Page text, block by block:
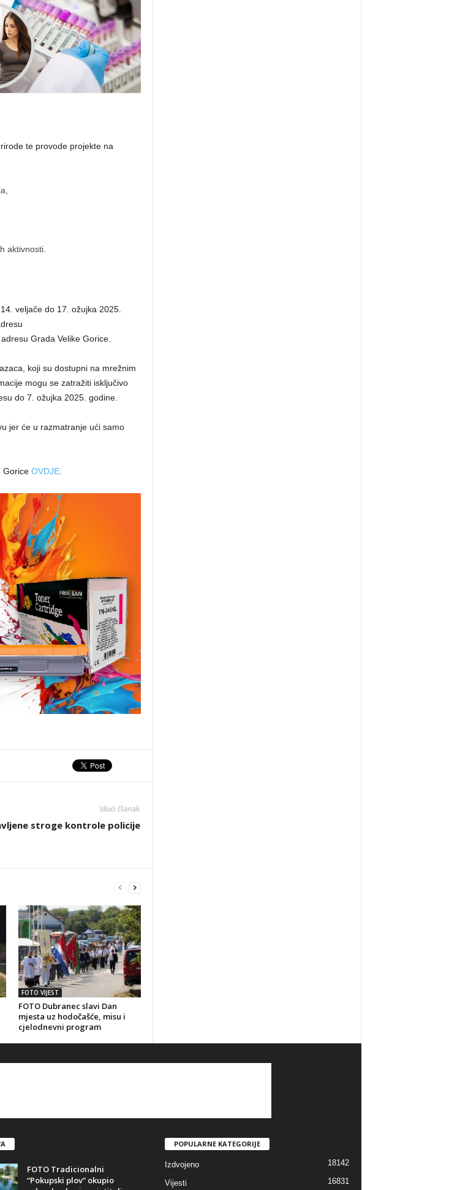
te provode projekte na
aktivnosti.
veljače do 17. ožujka 2025.
Grada Velike Gorice.
koji su dostupni na mrežnim
mogu se zatražiti isključivo
do 7. ožujka 2025. godine.
jer će u razmatranje ući samo
Gorice OVDJE.
Idući članak
stroge kontrole policije
FOTO VIJEST
FOTO Dubranec slavi Dan
mjesta uz hodočašće, misu i
cjelodnevni program
FOTO Tradicionalni
“Pokupski plov” okupio
POPULARNE KATEGORIJE
Izdvojeno 18142
Vijesti 16831